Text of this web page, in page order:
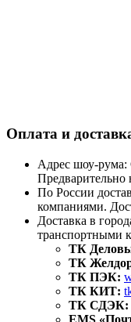
Оплата и
Адрес шоу-рума:
Предварительно
По России
компаниями.
Доставка в
транспортными
ТК
ТК
ТК ПЭК:
ТК КИТ:
ТК СДЭК:
EMS